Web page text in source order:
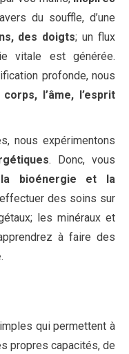
du souffle, d’une
des doigts; un flux
vitale est générée.
profonde, nous
l’âme, l’esprit
nous expérimentons
. Donc, vous
bioénergie et la
des soins sur
les minéraux et
à faire des
.
qui permettent à
propres capacités, de